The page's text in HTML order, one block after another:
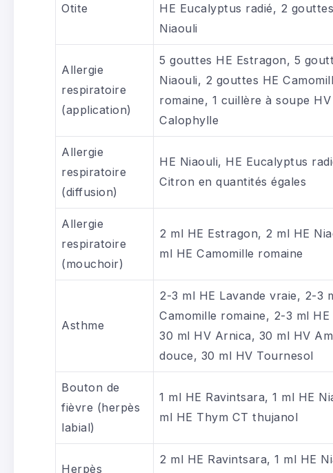
Otite
HE Eucalyptus radié, 2
Niaouli
Allergie
respiratoire
(application)
5 gouttes HE Estragon, 5
Niaouli, 2 gouttes HE
romaine, 1 cuillère à soupe HV
Calophylle
Allergie
respiratoire
(diffusion)
HE Niaouli, HE Eucalyptus
Citron en quantités égales
Allergie
respiratoire
(mouchoir)
2 ml HE Estragon, 2 ml HE
ml HE Camomille romaine
Asthme
2-3 ml HE Lavande vraie, 2-3
Camomille romaine, 2-3 ml HE
30 ml HV Arnica, 30 ml HV
douce, 30 ml HV Tournesol
Bouton de
fièvre (herpès
labial)
1 ml HE Ravintsara, 1 ml HE
ml HE Thym CT thujanol
Herpès
2 ml HE Ravintsara, 1 ml HE